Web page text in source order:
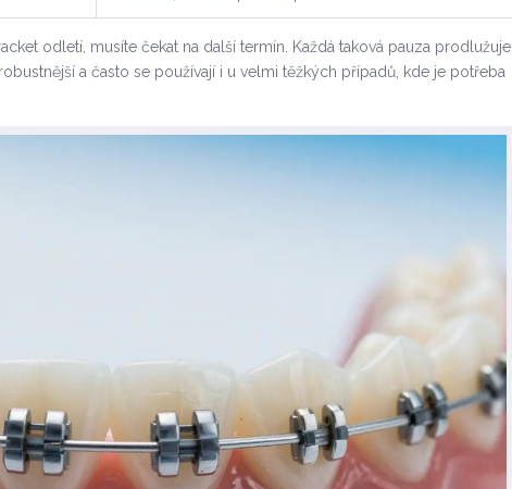
odletí, musíte čekat na další termín. Každá taková pauza prodlužuje
a často se používají i u velmi těžkých případů, kde je potřeba